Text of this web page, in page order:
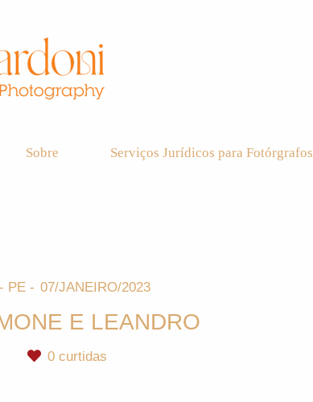
Sobre Serviços Jurídicos para Fotórgrafos
PE 07/JANEIRO/2023
E LEANDRO
0curtidas